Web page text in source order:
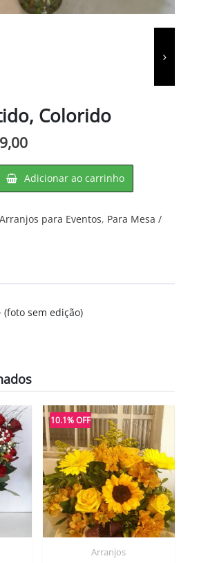
Colorido
O
preço
atual
R$199,00.
Adicionar ao carrinho
Arranjos para Eventos, Para Mesa /
sem edição)
10.1% OFF
Arranjos